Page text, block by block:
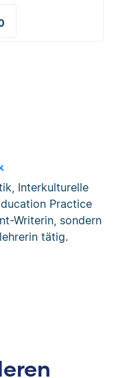
Interkulturelle
Practice
Writerin, sondern
tätig.